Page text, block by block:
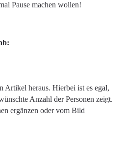
Pause machen wollen!
Artikel heraus. Hierbei ist es egal,
Anzahl der Personen zeigt.
ergänzen oder vom Bild